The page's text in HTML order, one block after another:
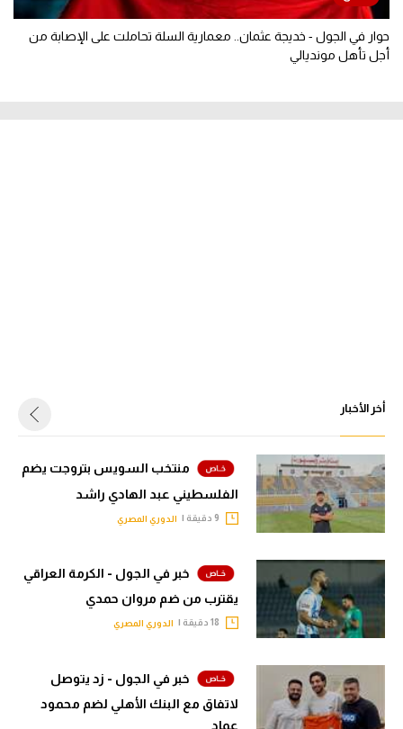
حوار في الجول - خديجة عثمان.. معمارية السلة تحاملت على الإصابة من
أجل تأهل مونديالي
أخر الأخبار
منتخب السويس بتروجت يضم
الفلسطيني عبد الهادي راشد
الدوري المصري
خبر في الجول - الكرمة العراقي
يقترب من ضم مروان حمدي
الدوري المصري
خبر في الجول - زد يتوصل
لاتفاق مع البنك الأهلي لضم محمود
عماد